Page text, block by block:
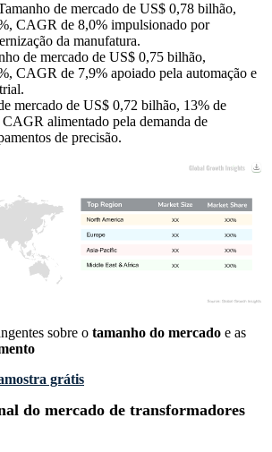
de mercado de US$ 0,78 bilhão,
CAGR de 8,0% impulsionado por
da manufatura.
de mercado de US$ 0,75 bilhão,
CAGR de 7,9% apoiado pela automação e
mercado de US$ 0,72 bilhão, 13% de
alimentado pela demanda de
de precisão.
XX%
XX
XX%
XX
XX%
XX
XX%
XX
sobre o tamanho do mercado e as
grátis
do mercado de transformadores